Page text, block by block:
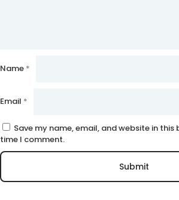
Name *
Email *
Save my name, email, and website in this
time I comment.